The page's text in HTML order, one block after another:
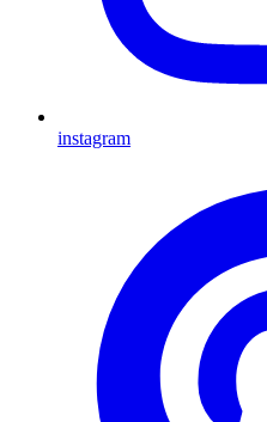
instagram